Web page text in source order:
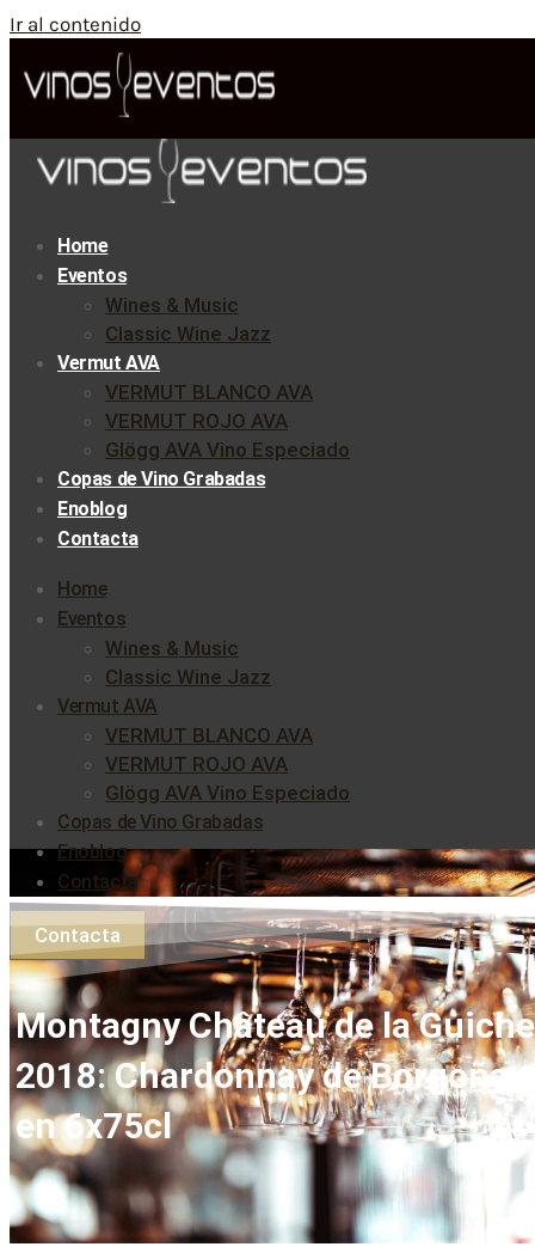
Ir al contenido
Home
Eventos
Wines & Music
Classic Wine Jazz
Vermut AVA
VERMUT BLANCO AVA
VERMUT ROJO AVA
Glögg AVA Vino Especiado
Copas de Vino Grabadas
Enoblog
Contacta
Home
Eventos
Wines & Music
Classic Wine Jazz
Vermut AVA
VERMUT BLANCO AVA
VERMUT ROJO AVA
Glögg AVA Vino Especiado
Copas de Vino Grabadas
Enoblog
Contacta
Contacta
Montagny Château de la Guiche
2018: Chardonnay de Borgoña
en 6x75cl